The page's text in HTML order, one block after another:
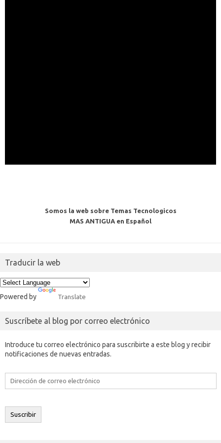
Somos la web sobre Temas Tecnologicos
MAS ANTIGUA en Español
Traducir la web
Powered by Translate
Suscríbete al blog por correo electrónico
Introduce tu correo electrónico para suscribirte a este blog y recibir
notificaciones de nuevas entradas.
Dirección
electrónico
Suscribir